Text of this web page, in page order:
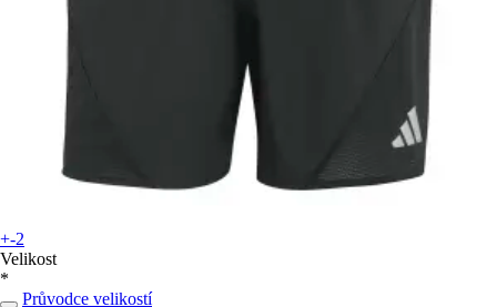
+-2
Velikost
*
Průvodce velikostí